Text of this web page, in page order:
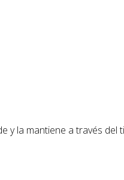
y la mantiene a través